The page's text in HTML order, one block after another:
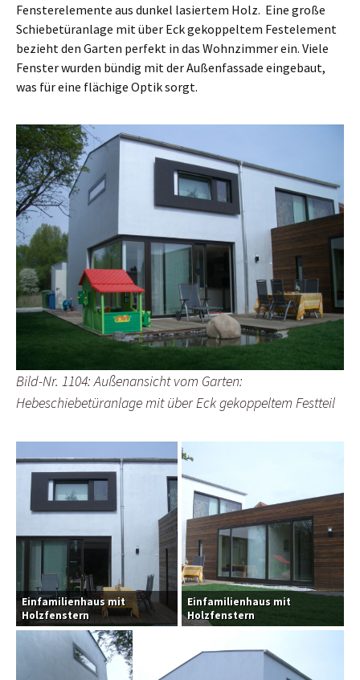
Fensterelemente aus dunkel lasiertem Holz. Eine große
Schiebetüranlage mit über Eck gekoppeltem Festelement
bezieht den Garten perfekt in das Wohnzimmer ein. Viele
Fenster wurden bündig mit der Außenfassade eingebaut,
was für eine flächige Optik sorgt.
Bild-Nr. 1104: Außenansicht vom Garten:
Hebeschiebetüranlage mit über Eck gekoppeltem Festteil
Einfamilienhaus mit
Holzfenstern
Einfamilienhaus mit
Holzfenstern